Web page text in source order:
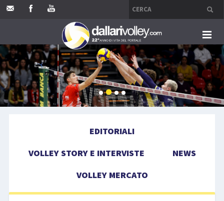
HOME
EDITORIALI
VOLLEY MERCATO
COMPETIZIONI
EDITORIALI
VOLLEY STORY E INTERVISTE
NEWS
VOLLEY MERCATO